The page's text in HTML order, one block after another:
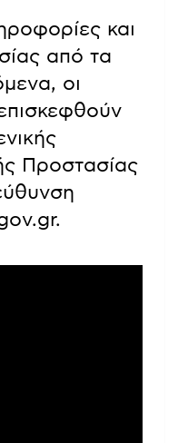
και
από τα
οι
Προστασίας